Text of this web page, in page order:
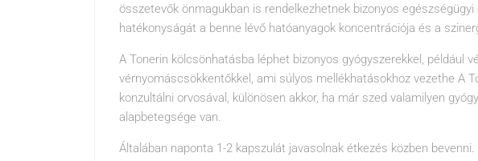
összetevők önmagukban is rendelkezhetnek bizonyos egészségügyi
hatékonyságát a benne lévő hatóanyagok koncentrációja és a
A Tonerin kölcsönhatásba léphet bizonyos gyógyszerekkel, például
vérnyomáscsökkentőkkel, ami súlyos mellékhatásokhoz vezethe A
konzultálni orvosával, különösen akkor, ha már szed valamilyen
alapbetegsége van.
Általában naponta 1-2 kapszulát javasolnak étkezés közben